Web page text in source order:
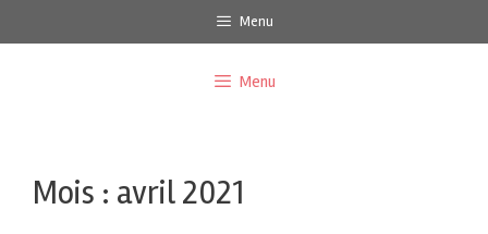
Menu
Menu
Mois : avril 2021